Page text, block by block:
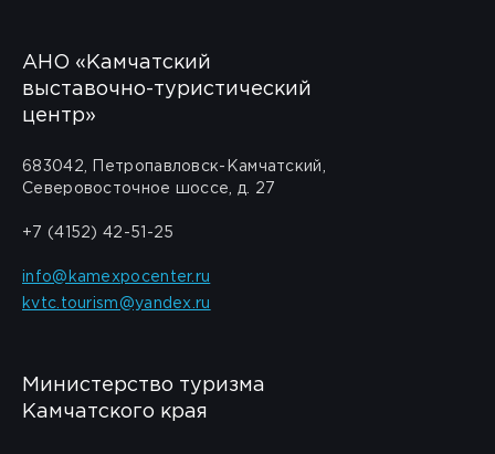
АНО «Камчатский
выставочно-туристический
центр»
683042, Петропавловск-Камчатский,
Северовосточное шоссе, д. 27
+7 (4152) 42-51-25
info@kamexpocenter.ru
kvtc.tourism@yandex.ru
Министерство туризма
Камчатского края